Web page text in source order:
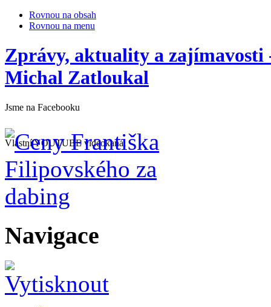
Rovnou na obsah
Rovnou na menu
Zprávy, aktuality a
Michal Zatloukal
Jsme na Facebooku
Vlastní YOUTUBE videokanál
Navigace